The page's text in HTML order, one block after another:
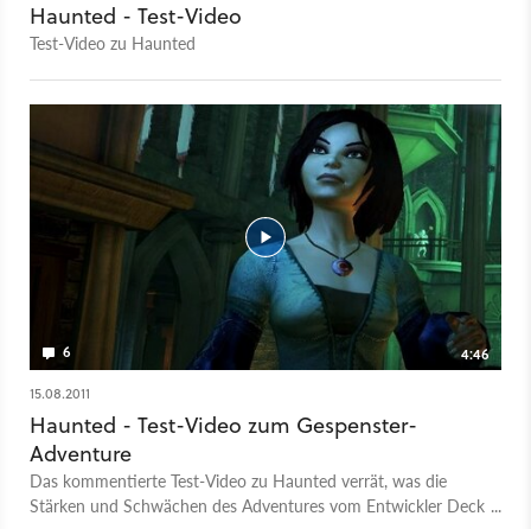
Haunted - Test-Video
Test-Video zu Haunted
6
4:46
15.08.2011
Haunted - Test-Video zum Gespenster-
Adventure
Das kommentierte Test-Video zu Haunted verrät, was die
Stärken und Schwächen des Adventures vom Entwickler Deck